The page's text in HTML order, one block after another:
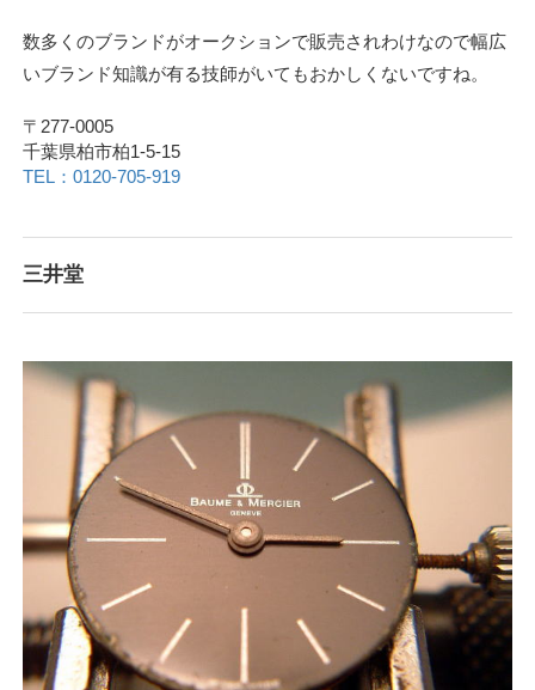
数多くのブランドがオークションで販売されわけなので幅広
いブランド知識が有る技師がいてもおかしくないですね。
〒277-0005
千葉県柏市柏1-5-15
TEL：0120-705-919
三井堂